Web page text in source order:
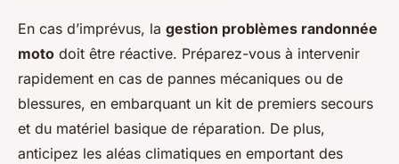
En cas d’imprévus, la gestion problèmes randonnée
moto doit être réactive. Préparez-vous à intervenir
rapidement en cas de pannes mécaniques ou de
blessures, en embarquant un kit de premiers secours
et du matériel basique de réparation. De plus,
anticipez les aléas climatiques en emportant des